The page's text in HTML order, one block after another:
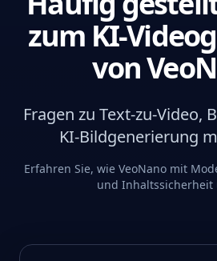
zum KI-
von
Fragen zu Text-zu-Video,
KI-Bildgenerierung
Erfahren Sie, wie VeoNano mit
und Inhaltssicherheit